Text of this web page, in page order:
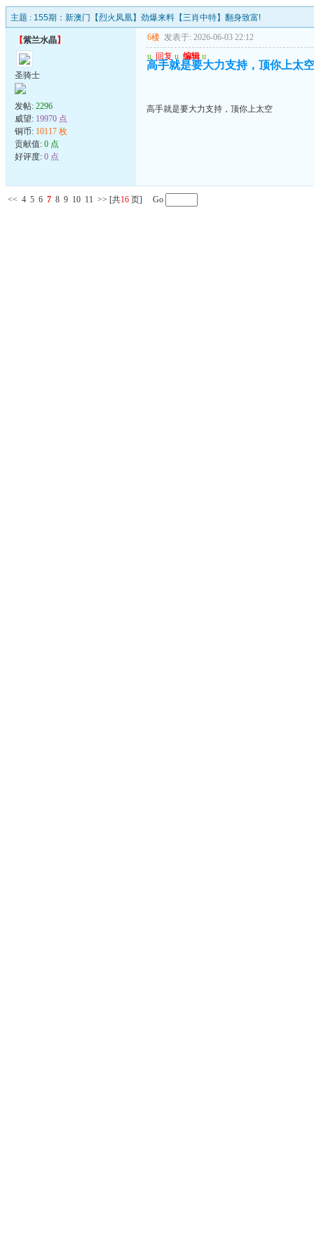
主题 : 155期：新澳门【烈火凤凰】劲爆来料【三肖中特】翻身致富!
【紫兰水晶】
圣骑士
发帖: 2296
威望: 19970 点
铜币: 10117 枚
贡献值: 0 点
好评度: 0 点
6楼 发表于: 2026-06-03 22:12
u 回复 u 编辑 u
高手就是要大力支持，顶你上太空
高手就是要大力支持，顶你上太空
<< 4 5 6 7 8 9 10 11 >> [共16 页] Go